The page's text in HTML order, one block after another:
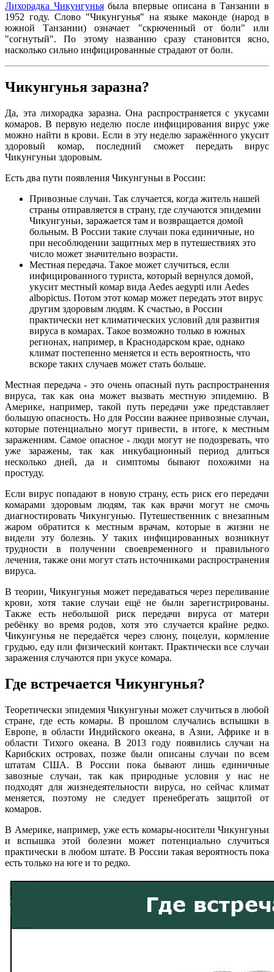
Лихорадка Чикунгуньябыла впервые описана в Танзании в
1952 году. Слово "Чикунгунья" на языке маконде (народ в
южной Танзании) означает "скрюченный от боли" или
"согнутый". По этому названию сразу становится ясно,
насколько сильно инфицированные страдают от боли.
Чикунгунья заразна?
Да, эта лихорадка заразна. Она распространяется с укусами
комаров. В первую неделю после инфицирования вирус уже
можно найти в крови. Если в эту неделю заражённого укусит
здоровый комар, последний сможет передать вирус
Чикунгуньи здоровым.
Есть два пути появления Чикунгуньи в России:
Привозные случаи. Так случается, когда житель нашей
страны отправляется в страну, где случаются эпидемии
Чикунгуньи, заражается там и возвращается домой
больным. В России такие случаи пока единичные, но
при несоблюдении защитных мер в путешествиях это
число может значительно возрасти.
Местная передача. Такое может случиться, если
инфицированного туриста, который вернулся домой,
укусит местный комар вида Aedes aegypti или Aedes
albopictus. Потом этот комар может передать этот вирус
другим здоровым людям. К счастью, в России
практически нет климатических условий для развития
вируса в комарах. Такое возможно только в южных
регионах, например, в Краснодарском крае, однако
климат постепенно меняется и есть вероятность, что
вскоре таких случаев может стать больше.
Местная передача - это очень опасный путь распространения
вируса, так как она может вызвать местную эпидемию. В
Америке, например, такой путь передачи уже представляет
большую опасность. Но для России важнее привозные случаи,
которые потенциально могут привести, в итоге, к местным
заражениям. Самое опасное - люди могут не подозревать, что
уже заражены, так как инкубационный период длиться
несколько дней, да и симптомы бывают похожими на
простуду.
Если вирус попадают в новую страну, есть риск его передачи
комарами здоровым людям, так как врачи могут не смочь
диагностировать Чикунгунью. Путешественник с внезапным
жаром обратится к местным врачам, которые в жизни не
видели эту болезнь. У таких инфицированных возникнут
трудности в получении своевременного и правильного
лечения, также они могут стать источниками распространения
вируса.
В теории, Чикунгунья может передаваться через переливание
крови, хотя такие случаи ещё не были зарегистрированы.
Также есть небольшой риск передачи вируса от матери
ребёнку во время родов, хотя это случается крайне редко.
Чикунгунья не передаётся через слюну, поцелуи, кормление
грудью, еду или физический контакт. Практически все случаи
заражения случаются при укусе комара.
Где встречается Чикунгунья?
Теоретически эпидемия Чикунгуньи может случиться в любой
стране, где есть комары. В прошлом случались вспышки в
Европе, в области Индийского океана, в Азии, Африке и в
области Тихого океана. В 2013 году появились случаи на
Карибских островах, позже были описаны случаи по всем
штатам США. В России пока бывают лишь единичные
завозные случаи, так как природные условия у нас не
подходят для жизнедеятельности вируса, но сейчас климат
меняется, поэтому не следует пренебрегать защитой от
комаров.
В Америке, например, уже есть комары-носители Чикунгуньи
и вспышка этой болезни может потенциально случиться
практически в любом штате. В России такая вероятность пока
есть только на юге и то редко.